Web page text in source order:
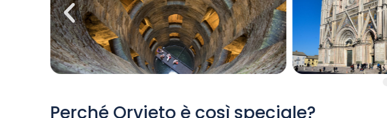
Perché Orvieto è così speciale?